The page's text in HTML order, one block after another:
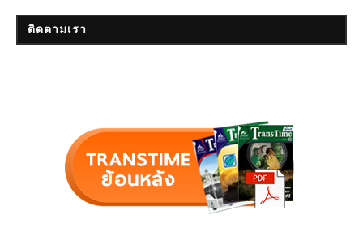
ติดตามเรา